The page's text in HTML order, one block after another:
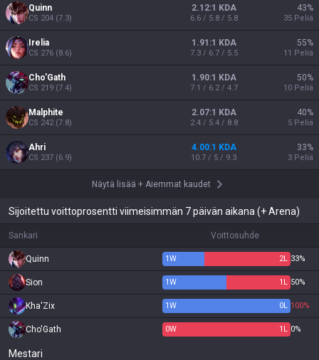
Quinn
CS 204 (7.3)
2.12:1 KDA
6.6 / 5.8 / 5.8
43%
35 Peliä
Irelia
CS 276 (8.6)
1.91:1 KDA
7.3 / 6.7 / 5.5
55%
11 Peliä
Cho'Gath
CS 219 (7.4)
1.90:1 KDA
7.1 / 6.2 / 4.7
50%
10 Peliä
Malphite
CS 242(7.8)
2.07:1 KDA
2.4 / 5.4 / 8.8
40%
5 Peliä
Ahri
CS 237 (6.9)
4.00:1 KDA
10.7 / 5 / 9.3
33%
3 Peliä
Näytä lisää + Aiemmat kaudet
Sijoitettu voittoprosentti viimeisimmän 7 päivän aikana (+ Arena)
Sankari Voittosuhde
Quinn 1W 2L 33%
Sion 1W 1 L 50%
Kha'Zix 1W 0L 100%
Cho'Gath 0W 1 L 0%
Mestari